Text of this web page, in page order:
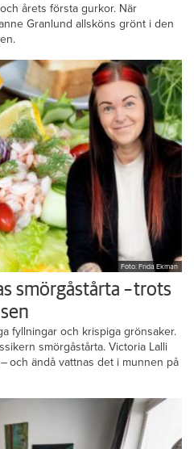
årets första gurkor. När
Granlund allsköns grönt i den
Foto: Frida Ekman
smörgåstårta – trots
fyllningar och krispiga grönsaker.
smörgåstårta. Victoria Lalli
och ändå vattnas det i munnen på